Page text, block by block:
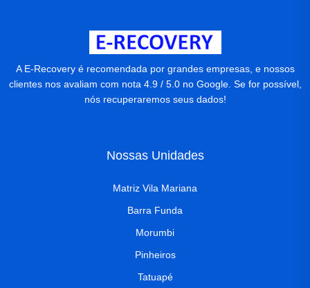
A E-Recovery é recomendada por grandes empresas, e nossos
clientes nos avaliam com nota 4.9 / 5.0 no Google. Se for possível,
nós recuperaremos seus dados!
Nossas Unidades
Matriz Vila Mariana
Barra Funda
Morumbi
Pinheiros
Tatuapé